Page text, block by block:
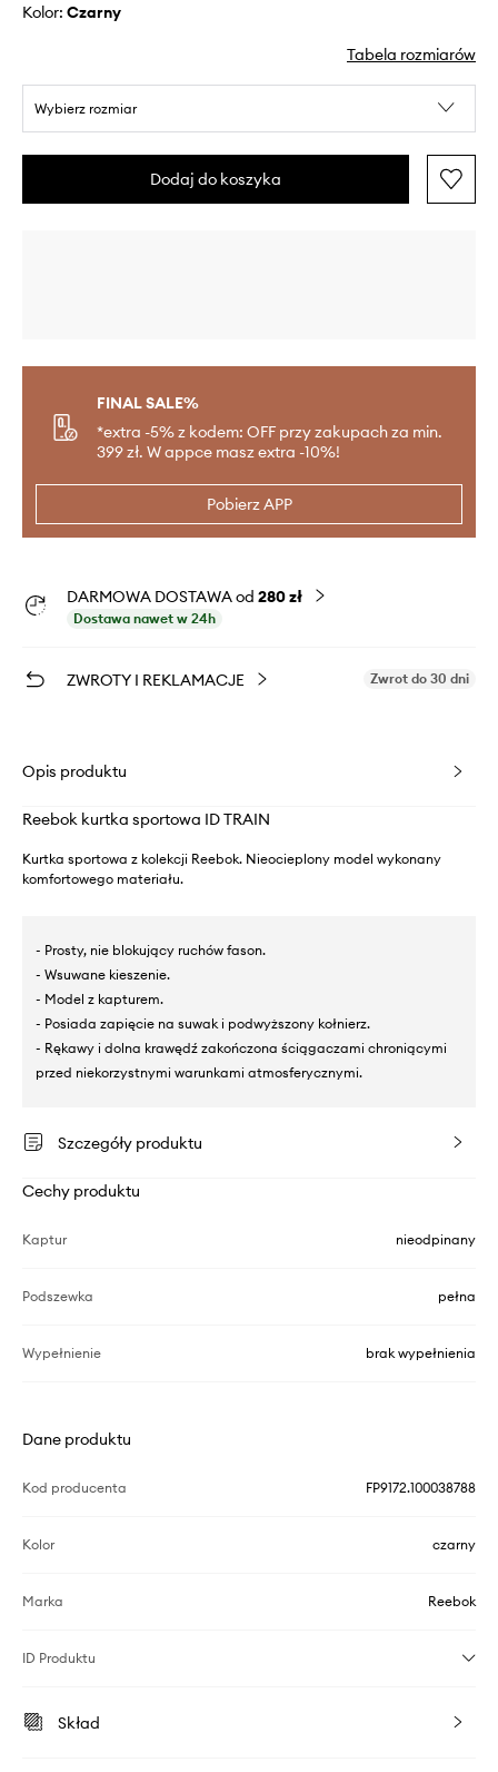
Kolor: czarny
Tabela rozmiarów
Wybierz rozmiar
Dodaj do koszyka
FINAL SALE%
*extra -5% z kodem: OFF przy zakupach za min.
399 zł. W appce masz extra -10%!
Pobierz APP
DARMOWA DOSTAWA od 280 zł
Dostawa nawet w 24h
ZWROTY I REKLAMACJE Zwrot do 30 dni
Opis produktu
Reebok kurtka sportowa ID TRAIN
Kurtka sportowa z kolekcji Reebok. Nieocieplony model wykonany
komfortowego materiału.
- Prosty, nie blokujący ruchów fason.
- Wsuwane kieszenie.
- Model z kapturem.
- Posiada zapięcie na suwak i podwyższony kołnierz.
- Rękawy i dolna krawędź zakończona ściągaczami chroniącymi
przed niekorzystnymi warunkami atmosferycznymi.
Szczegóły produktu
Cechy produktu
Kaptur nieodpinany
Podszewka pełna
Wypełnienie brak wypełnienia
Dane produktu
Kod producenta FP9172.100038788
Kolor czarny
Marka Reebok
ID Produktu
Skład